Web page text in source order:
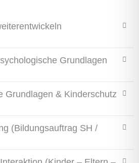
Grundlagen
Grundlagen & Kinderschutz
(Bildungsauftrag SH /